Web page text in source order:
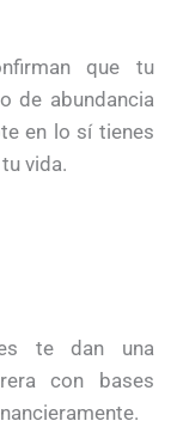
que tu
de abundancia
en lo sí tienes
vida.
te dan una
con bases